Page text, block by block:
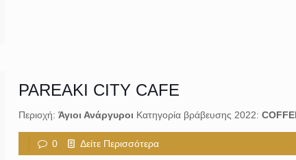
PAREAKI CITY CAFE
Περιοχή: Άγιοι Ανάργυροι Κατηγορία βράβευσης 2022:
0 Δείτε Περισσότερα